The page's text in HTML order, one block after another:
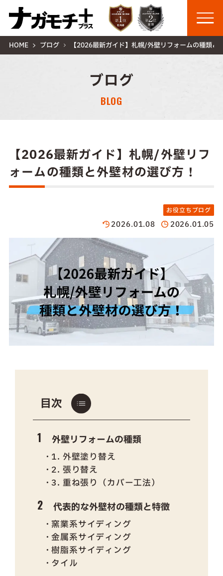
HOME ブログ 【2026最新ガイド】札幌/外壁リフォームの種類と
ブログ
BLOG
【2026最新ガイド】札幌/外壁リフ
ォームの種類と外壁材の選び方！
お役立ちブログ
2026.01.08 2026.01.05
目次
外壁リフォームの種類
1. 外壁塗り替え
2. 張り替え
3. 重ね張り（カバー工法）
代表的な外壁材の種類と特徴
窯業系サイディング
金属系サイディング
樹脂系サイディング
タイル